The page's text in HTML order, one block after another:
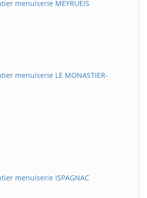
menuiserie MEYRUEIS
menuiserie LE MONASTIER-
menuiserie ISPAGNAC